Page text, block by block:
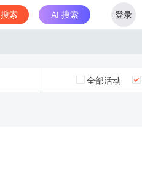
搜索 AI 搜索 登录
全部活动